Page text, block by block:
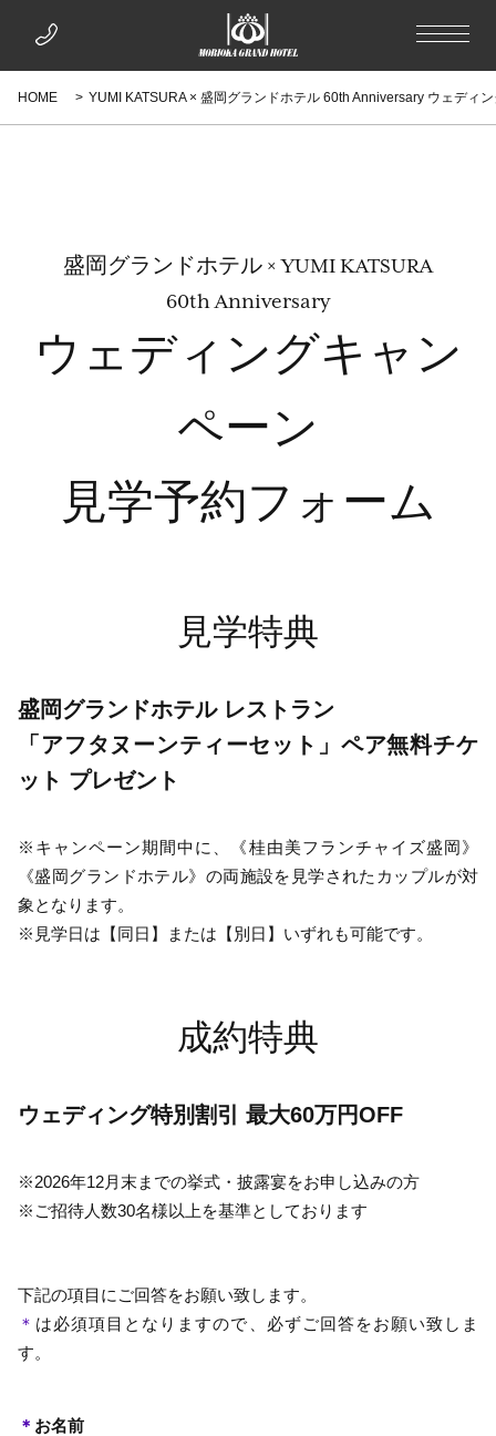
HOME YUMI KATSURA × 盛岡グランドホテル 60th Anniversary ウェディ
盛岡グランドホテル × YUMI KATSURA
60th Anniversary
ウェディングキャン
ペーン
見学予約フォーム
見学特典
盛岡グランドホテル レストラン
「アフタヌーンティーセット」ペア無料チケ
ット プレゼント
※キャンペーン期間中に、《桂由美フランチャイズ盛岡》
《盛岡グランドホテル》の両施設を見学されたカップルが対
象となります。
※見学日は【同日】または【別日】いずれも可能です。
成約特典
ウェディング特別割引 最大60万円OFF
※2026年12月末までの挙式・披露宴をお申し込みの方
※ご招待人数30名様以上を基準としております
下記の項目にご回答をお願い致します。
＊ は必須項目となりますので、必ずご回答をお願い致しま
す。
＊ お名前